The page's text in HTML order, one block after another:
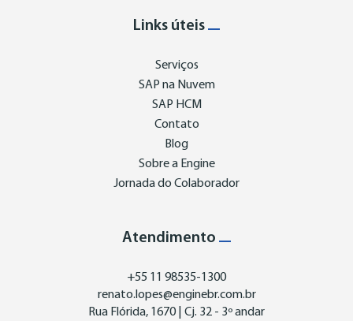
Links úteis
Serviços
SAP na Nuvem
SAP HCM
Contato
Blog
Sobre a Engine
Jornada do Colaborador
Atendimento
+55 11 98535-1300
renato.lopes@enginebr.com.br
Rua Flórida, 1670 | Cj. 32 - 3º andar